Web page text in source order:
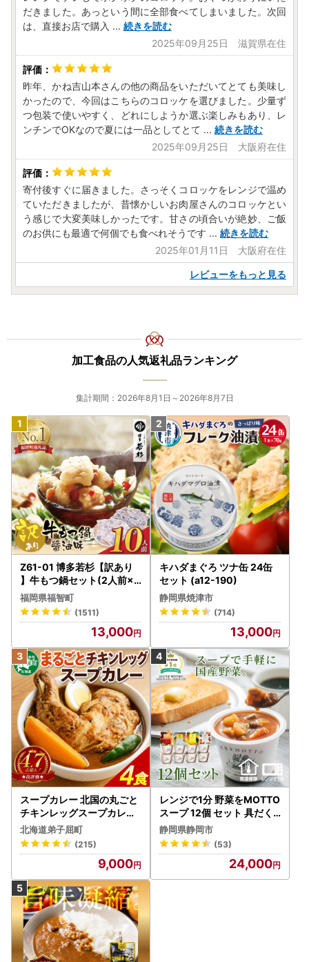
だきました。あっという間に全部食べてしまいました。次回
は、直接お店で購入 ... 続きを読む
2025年09月25日 滋賀県在住
昨年、かね吉山本さんの他の商品をいただいてとても美味し
かったので、今回はこちらのコロッケを選びました。少量ず
つ包装で使いやすく、どれにしようか選ぶ楽しみもあり、レ
ンチンでOKなので夏には一品としてとて ... 続きを読む
2025年09月25日 大阪府在住
寄付後すぐに届きました。さっそくコロッケをレンジで温め
ていただきましたが、昔懐かしいお肉屋さんのコロッケとい
う感じで大変美味しかったです。甘さの頃合いが絶妙、ご飯
のお供にも最適で何個でも食べれそうです ... 続きを読む
2025年01月11日 大阪府在住
レビューをもっと見る
加工食品の人気返礼品ランキング
集計期間：2026年8月1日～2026年8月7日
Z61-01 博多若杉【訳あり
】牛もつ鍋セット(2人前×5
) 10人前 もつ鍋
福岡県福智町
(1511)
13,000
キハダまぐろ ツナ缶 24缶
セット (a12-190)
静岡県焼津市
(714)
13,000
スープカレー 北国の丸ごと
チキンレッグスープカレー
4個 3739
北海道弟子屈町
(215)
9,000
レンジで1分 野菜をMOTTO
スープ 12個 セット 具だく
さんスープ 朝食 惣菜 国産
野菜 常温保存
静岡県静岡市
(53)
24,000